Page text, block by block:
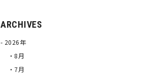
ARCHIVES
2026年
・8月
・7月